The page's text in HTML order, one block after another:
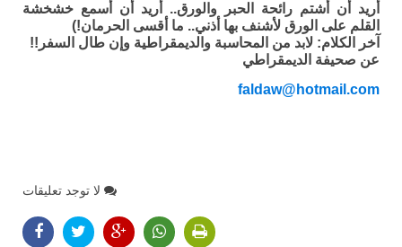
أريد أن أشتم رائحة الحبر والورق.. أريد أن أسمع خشخشة
القلم على الورق لأشنف بها أذني.. ما أقسى الحرمان!)
آخر الكلام: لابد من المحاسبة والديمقراطية وإن طال السفر!!
عن صحيفة الديمقراطي
faldaw@hotmail.com
لا توجد تعليقات